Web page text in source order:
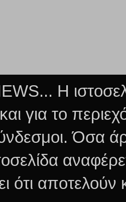
Η
για το
Όσα
ότι